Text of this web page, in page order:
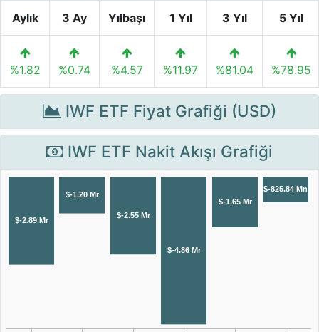
Aylık 3 Ay Yılbaşı 1 Yıl 3 Yıl 5 Yıl
%1.82 %0.74 %4.57 %11.97 %81.04 %78.95
IWF ETF Fiyat Grafiği (USD)
IWF ETF Nakit Akışı Grafiği